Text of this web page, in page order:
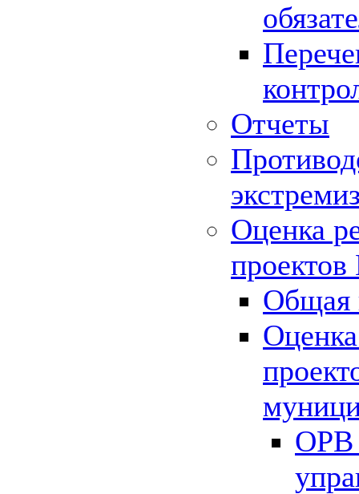
Отчеты
Оценка
Общая
ОРВ